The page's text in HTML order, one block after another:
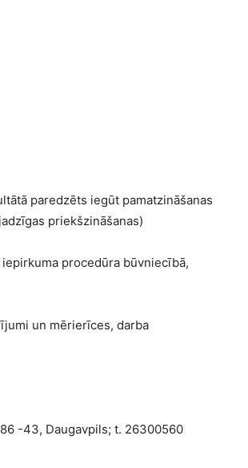
paredzēts iegūt pamatzināšanas
priekšzināšanas)
procedūra būvniecībā,
un mērierīces, darba
-43, Daugavpils; t. 26300560